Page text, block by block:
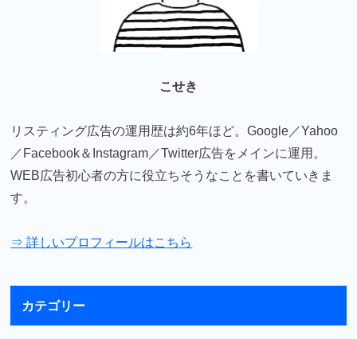
こせき
リスティング広告の運用歴は約6年ほど。Google／Yahoo
／Facebook＆Instagram／Twitter広告をメインに運用。
WEB広告初心者の方に役立ちそうなことを書いていきま
す。
⇒ 詳しいプロフィールはこちら
カテゴリー